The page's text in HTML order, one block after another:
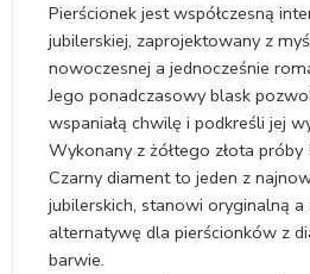
Pierścionek jest współczesną
jubilerskiej, zaprojektowany z
nowoczesnej a jednocześnie
Jego ponadczasowy blask
wspaniałą chwilę i podkreśli jej
Wykonany z żółtego złota próby
Czarny diament to jeden z
jubilerskich, stanowi oryginalną
alternatywę dla pierścionków z
barwie.